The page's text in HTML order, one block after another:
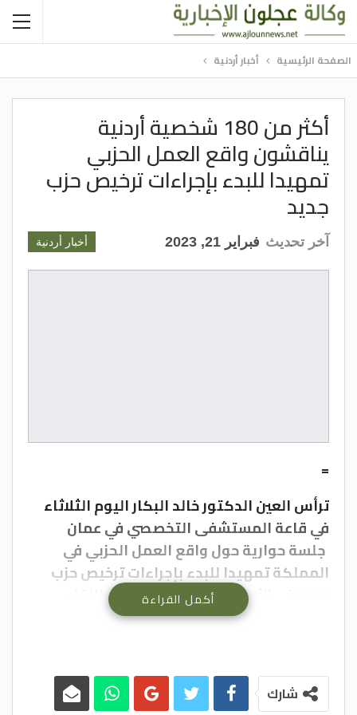
الصفحة الرئيسية أخبار أردنية
أكثر من 180 شخصية أردنية
يناقشون واقع العمل الحزبي
تمهيدا للبدء بإجراءات ترخيص حزب
جديد
أخبار أردنية آخر تحديث فبراير 21, 2023
=
ترأس العين الدكتور خالد البكار اليوم الثلاثاء
في قاعة المستشفى التخصصي في عمان
جلسة حوارية حول واقع العمل الحزبي في
المملكة تمهيدا للبدء بإجراءات ترخيص حزب
جديد في الأردن وذلك بحضور منسق اللقاء
الدكتور فوزي الحموري والنائب خالد أبو حسان
مجموعة من الطلبة والسيدات و اكثر من ١٨٠
شخصيةمن مختلف المحافظات الأردنية .
أكمل القراءة
شارك